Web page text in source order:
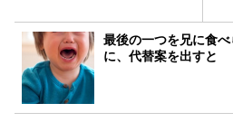
最後の一つを兄に食
に、代替案を出すと